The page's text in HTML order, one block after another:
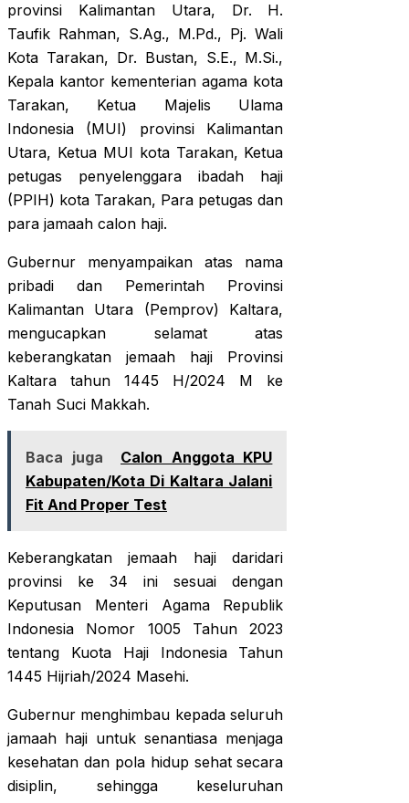
provinsi Kalimantan Utara, Dr. H.
Taufik Rahman, S.Ag., M.Pd., Pj. Wali
Kota Tarakan, Dr. Bustan, S.E., M.Si.,
Kepala kantor kementerian agama kota
Tarakan, Ketua Majelis Ulama
Indonesia (MUI) provinsi Kalimantan
Utara, Ketua MUI kota Tarakan, Ketua
petugas penyelenggara ibadah haji
(PPIH) kota Tarakan, Para petugas dan
para jamaah calon haji.
Gubernur menyampaikan atas nama
pribadi dan Pemerintah Provinsi
Kalimantan Utara (Pemprov) Kaltara,
mengucapkan selamat atas
keberangkatan jemaah haji Provinsi
Kaltara tahun 1445 H/2024 M ke
Tanah Suci Makkah.
Baca juga
Calon Anggota KPU
Kabupaten/Kota Di Kaltara Jalani
Fit And Proper Test
Keberangkatan jemaah haji daridari
provinsi ke 34 ini sesuai dengan
Keputusan Menteri Agama Republik
Indonesia Nomor 1005 Tahun 2023
tentang Kuota Haji Indonesia Tahun
1445 Hijriah/2024 Masehi.
Gubernur menghimbau kepada seluruh
jamaah haji untuk senantiasa menjaga
kesehatan dan pola hidup sehat secara
disiplin, sehingga keseluruhan